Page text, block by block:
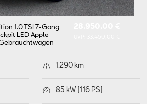
1.0 TSI 7-Gang
LED Apple
1.290 km
85 kW (116 PS)